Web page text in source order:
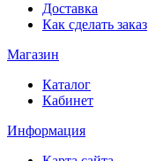
Доставка
Как сделать заказ
Магазин
Каталог
Кабинет
Информация